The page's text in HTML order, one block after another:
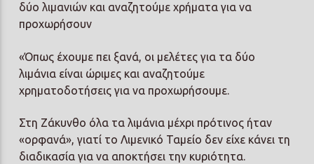
δύο λιμανιών και αναζητούμε χρήματα για να
προχωρήσουν
«Όπως έχουμε πει ξανά, οι μελέτες για τα δύο
λιμάνια είναι ώριμες και αναζητούμε
χρηματοδοτήσεις για να προχωρήσουμε.
Στη Ζάκυνθο όλα τα λιμάνια μέχρι πρότινος ήταν
«ορφανά», γιατί το Λιμενικό Ταμείο δεν είχε κάνει τη
διαδικασία για να αποκτήσει την κυριότητα.